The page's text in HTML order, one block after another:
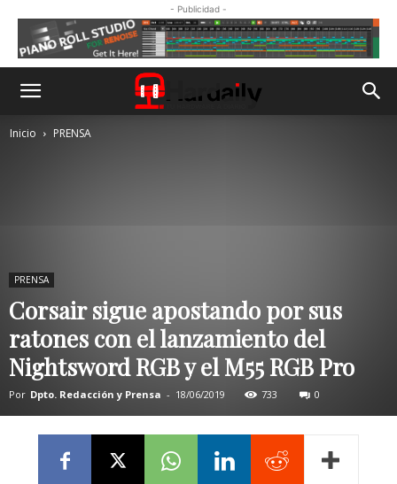
- Publicidad -
Inicio PRENSA
PRENSA
Corsair sigue apostando por sus
ratones con el lanzamiento del
Nightsword RGB y el M55 RGB Pro
Por Dpto. Redacción y Prensa - 18/06/2019 733 0